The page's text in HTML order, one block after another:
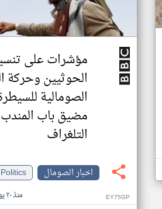
مؤشرات على
الحوثيين وحركة
الصومالية
مضيق باب
التلغراف
اخبار الصومال
Politics
منذ ٢٠ يوم EY75GP